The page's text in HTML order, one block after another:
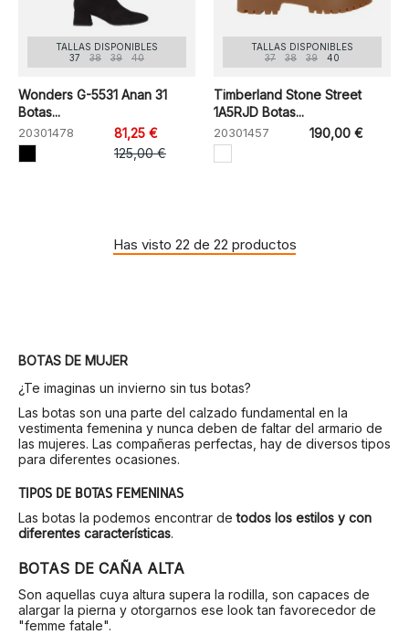
TALLAS DISPONIBLES
37
38 39 40
Wonders G-5531 Anan 31
Botas...
20301478
81,25 €
125,00 €
TALLAS DISPONIBLES
37
38 39 40
Timberland Stone Street
1A5RJD Botas...
20301457 190,00 €
Has visto 22 de 22 productos
BOTAS DE MUJER
¿Te imaginas un invierno sin tus botas?
Las botas son una parte del calzado fundamental en la
vestimenta femenina y nunca deben de faltar del armario de
las mujeres. Las compañeras perfectas, hay de diversos tipos
para diferentes ocasiones.
TIPOS DE BOTAS FEMENINAS
Las botas la podemos encontrar detodos los estilos y con
diferentes características.
BOTAS DE CAÑA ALTA
Son aquellas cuya altura supera la rodilla, son capaces de
alargar la pierna y otorgarnos ese look tan favorecedor de
"femme fatale".